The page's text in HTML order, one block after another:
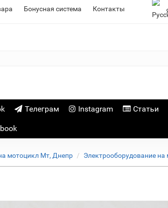
Бонусная система Контакты
Телеграм Instagram Статьи
мотоцикл Мт, Днепр Электрооборудование